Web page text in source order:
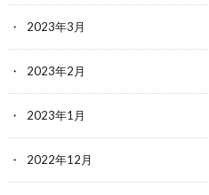
2023年3月
2023年2月
2023年1月
2022年12月